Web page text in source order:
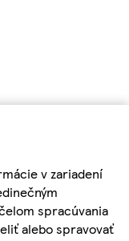
v zariadení
spracúvania
alebo spravovať